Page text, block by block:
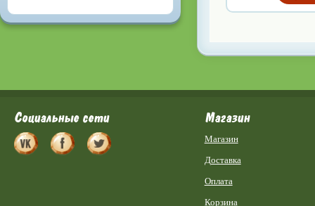
Социальные сети Магазин
Магазин
Доставка
Оплата
Корзина